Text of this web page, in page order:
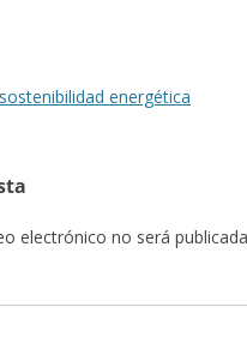
energética
electrónico no será